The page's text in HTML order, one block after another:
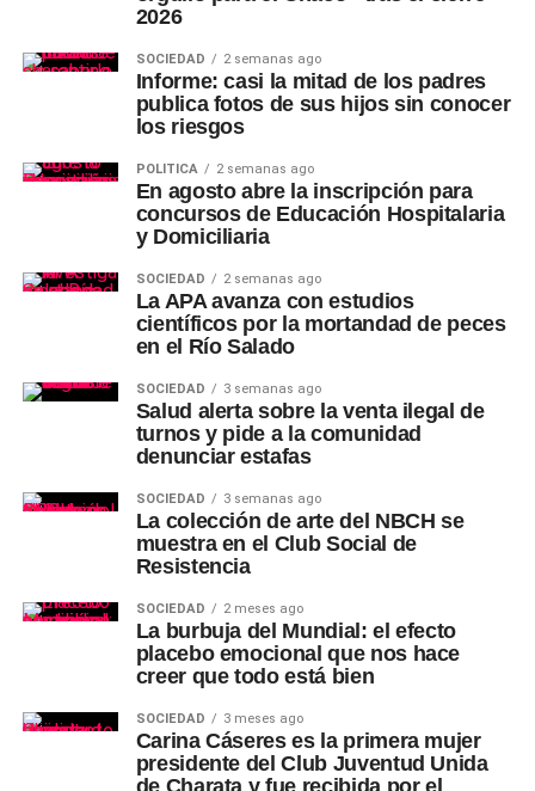
2026
SOCIEDAD 2 semanas ago
Informe: casi la mitad de los padres
publica fotos de sus hijos sin conocer
los riesgos
POLÍTICA 2 semanas ago
En agosto abre la inscripción para
concursos de Educación Hospitalaria
y Domiciliaria
SOCIEDAD 2 semanas ago
La APA avanza con estudios
científicos por la mortandad de peces
en el Río Salado
SOCIEDAD 3 semanas ago
Salud alerta sobre la venta ilegal de
turnos y pide a la comunidad
denunciar estafas
SOCIEDAD 3 semanas ago
La colección de arte del NBCH se
muestra en el Club Social de
Resistencia
SOCIEDAD 2 meses ago
La burbuja del Mundial: el efecto
placebo emocional que nos hace
creer que todo está bien
SOCIEDAD 3 meses ago
Carina Cáseres es la primera mujer
presidente del Club Juventud Unida
de Charata y fue recibida por el